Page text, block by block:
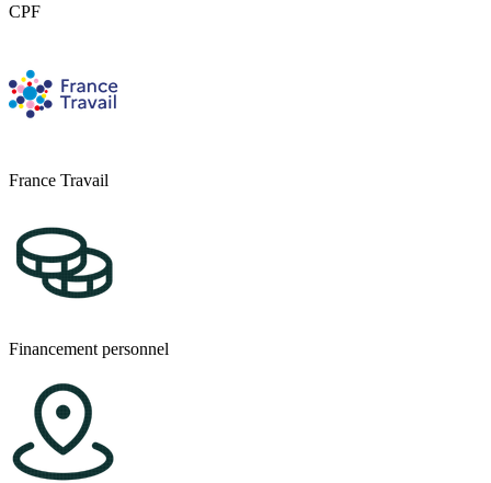
CPF
France Travail
Financement personnel